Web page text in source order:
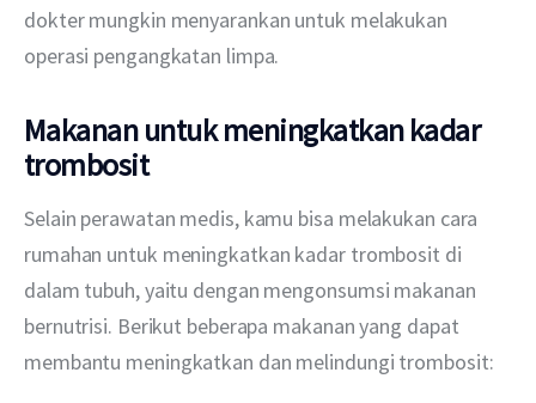
dokter mungkin menyarankan untuk melakukan
operasi pengangkatan limpa.
Makanan untuk meningkatkan kadar
trombosit
Selain perawatan medis, kamu bisa melakukan cara
rumahan untuk meningkatkan kadar trombosit di
dalam tubuh, yaitu dengan mengonsumsi makanan
bernutrisi. Berikut beberapa makanan yang dapat
membantu meningkatkan dan melindungi trombosit: